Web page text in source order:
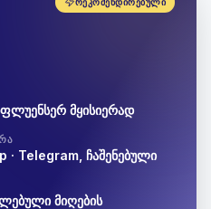
მყისიერად
Telegram, ჩაშენებული
მიღების